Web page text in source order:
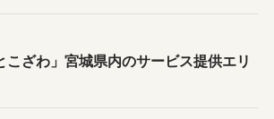
こざわ」宮城県内のサービス提供エリ